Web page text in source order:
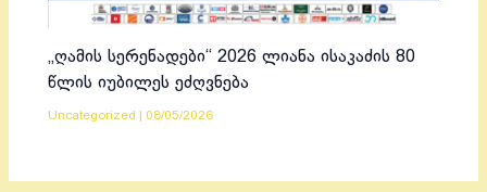
„ღამის სერენადები“ 2026 ლიანა ისაკაძის 80
წლის იუბილეს ეძღვნება
Uncategorized 08/05/2026